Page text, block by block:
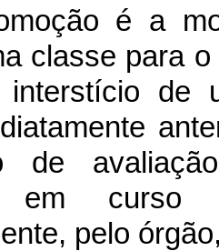
é a
classe para
interstício de
de
em curso
pelo